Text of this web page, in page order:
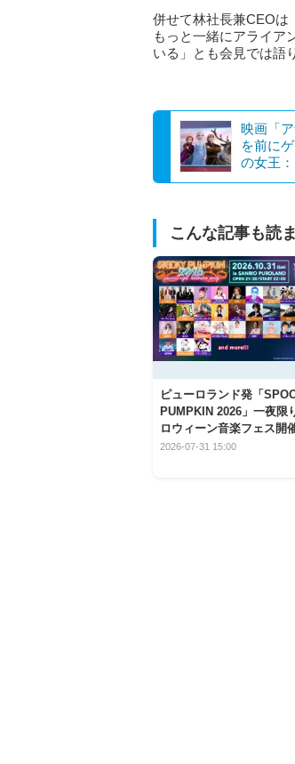
併せて林社長兼CEOは
もっと一緒にアライア
いる」とも会見では語
映画「
を前に
の女王
こんな記事も読
ピューロランド発「
PUMPKIN 2026」一夜限
ロウィーン音楽フェス開
定！
2026-07-31 15:00